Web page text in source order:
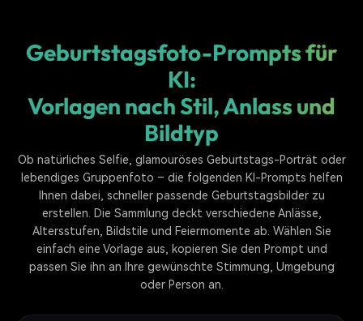
Geburtstagsfoto-Prompts für
KI:
Vorlagen nach Stil, Anlass und
Bildtyp
Ob natürliches Selfie, glamouröses Geburtstags-Porträt oder
lebendiges Gruppenfoto – die folgenden KI-Prompts helfen
Ihnen dabei, schneller passende Geburtstagsbilder zu
erstellen. Die Sammlung deckt verschiedene Anlässe,
Altersstufen, Bildstile und Feiermomente ab. Wählen Sie
einfach eine Vorlage aus, kopieren Sie den Prompt und
passen Sie ihn an Ihre gewünschte Stimmung, Umgebung
oder Person an.